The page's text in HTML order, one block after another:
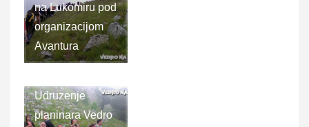
na Lukomiru pod
organizacijom
Avantura
Udruzenje
planinara Vedro